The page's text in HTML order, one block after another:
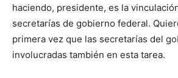
haciendo, presidente, es la
secretarías de gobierno federal.
primera vez que las secretarías del
involucradas también en esta tarea.